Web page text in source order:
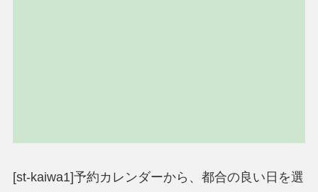
[st-kaiwa1]予約カレンダーから、都合の良い日を選